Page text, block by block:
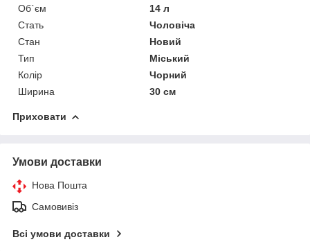
Об`єм
14 л
Стать
Чоловіча
Стан
Новий
Тип
Міський
Колір
Чорний
Ширина
30 см
Приховати
Умови доставки
Нова Пошта
Самовивіз
Всі умови доставки